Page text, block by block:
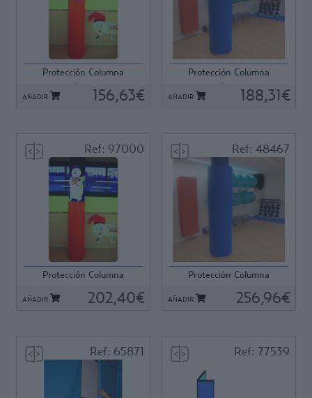
Protección Columna
redonda. Ø 25x2cm. Al...
AÑADIR 156,63€
Protección Columna
redonda. Ø 25x2cm. Al...
AÑADIR 188,31€
Ref: 97000
Protección Columna
redonda. Ø 40x2cm. Al...
AÑADIR 202,40€
Ref: 97000
Ref: 48467
Protección Columna
redonda. Ø 40x2cm. Al...
AÑADIR 256,96€
Ref: 48467
Ref: 65871 Ref: 77539
Ref: 77539